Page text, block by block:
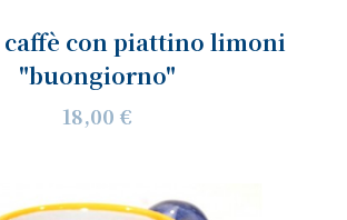
caffè con piattino limoni
"buongiorno"
18,00 €